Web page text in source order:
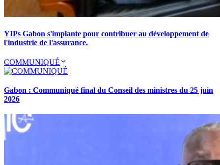
YIPs Gabon s'implante pour contribuer au développement de
l'industrie de l'assurance.
COMMUNIQUÉ
Gabon : Communiqué final du Conseil des ministres du 25 juin
2026